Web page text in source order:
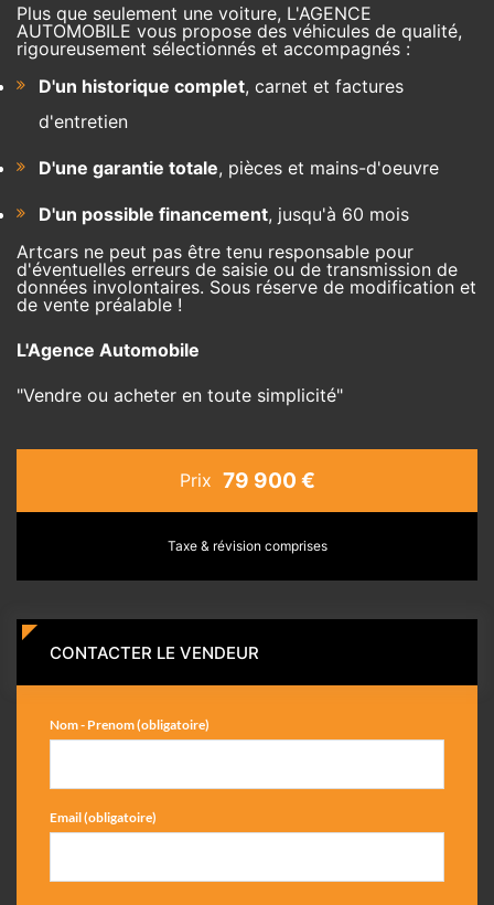
Plus que seulement une voiture, L'AGENCE
AUTOMOBILE vous propose des véhicules de qualité,
rigoureusement sélectionnés et accompagnés :
D'un historique complet, carnet et factures
d'entretien
D'une garantie totale, pièces et mains-d'oeuvre
D'un possible financement, jusqu'à 60 mois
Artcars ne peut pas être tenu responsable pour
d'éventuelles erreurs de saisie ou de transmission de
données involontaires. Sous réserve de modification et
de vente préalable !
L'Agence Automobile
"Vendre ou acheter en toute simplicité"
Prix 79 900 €
Taxe & révision comprises
CONTACTER LE VENDEUR
Nom - Prenom (obligatoire)
Email (obligatoire)